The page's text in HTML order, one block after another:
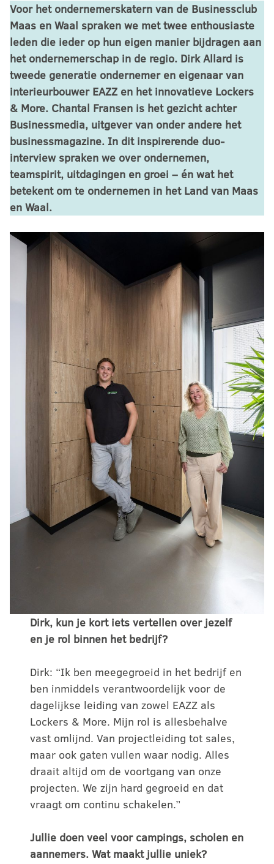
Voor het ondernemerskatern van de Businessclub
Maas en Waal spraken we met twee enthousiaste
leden die ieder op hun eigen manier bijdragen aan
het ondernemerschap in de regio. Dirk Allard is
tweede generatie ondernemer en eigenaar van
interieurbouwer EAZZ en het innovatieve Lockers
& More. Chantal Fransen is het gezicht achter
Businessmedia, uitgever van onder andere het
businessmagazine. In dit inspirerende duo-
interview spraken we over ondernemen,
teamspirit, uitdagingen en groei – én wat het
betekent om te ondernemen in het Land van Maas
en Waal.
Dirk, kun je kort iets vertellen over jezelf
en je rol binnen het bedrijf?
Dirk: “Ik ben meegegroeid in het bedrijf en
ben inmiddels verantwoordelijk voor de
dagelijkse leiding van zowel EAZZ als
Lockers & More. Mijn rol is allesbehalve
vast omlijnd. Van projectleiding tot sales,
maar ook gaten vullen waar nodig. Alles
draait altijd om de voortgang van onze
projecten. We zijn hard gegroeid en dat
vraagt om continu schakelen.”
Jullie doen veel voor campings, scholen en
aannemers. Wat maakt jullie uniek?